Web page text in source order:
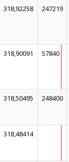
318,92258 247219
318,90091 57840
318,50495 248400
318,48414